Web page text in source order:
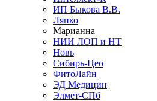
ИП Быкова В.В.
Ляпко
Марианна
НИИ ЛОП и НТ
Новь
Сибирь-Цео
ФитоЛайн
ЭД Медицин
Элмет-СПб